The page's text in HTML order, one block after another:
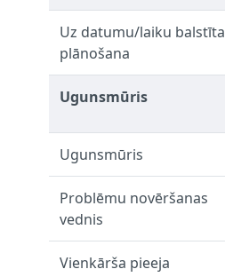
Uz datumu/laiku balstīta
plānošana
Ugunsmūris
Ugunsmūris
Problēmu novēršanas
vednis
Vienkārša pieeja